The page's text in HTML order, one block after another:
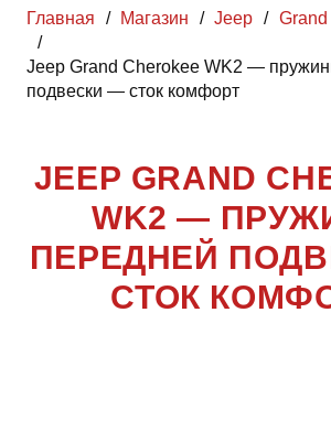
Главная / Магазин / Jeep /
/
Jeep Grand Cherokee WK2 —
подвески — сток комфорт
JEEP GRAND
WK2 —
ПЕРЕДНЕЙ
СТОК